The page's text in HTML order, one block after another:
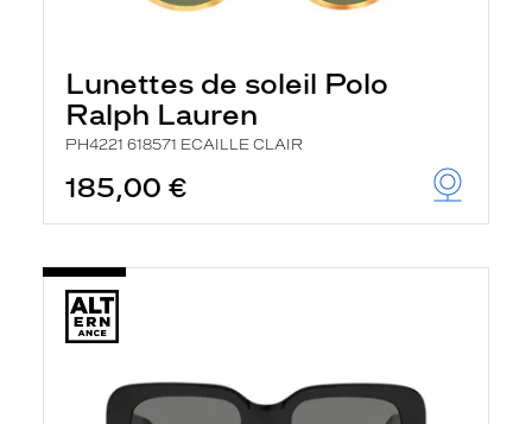
Lunettes de soleil Polo
Ralph Lauren
PH4221 618571 ECAILLE CLAIR
185,00 €